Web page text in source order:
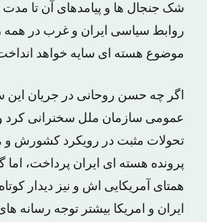
شک جنجال ها و پیامدهای آن تا مدت
روابط سیاسی ایران و غرب در همه
موضوع هسته ای سایه خواهد
اگر چه حسن روحانی در جریان
عمومی سازمان ملل سخنرانی کرد و
تحولات مثبت در رویکرد کشورش و
پرونده هسته ای ایران پرداخت، اما
همتای آمریکایی اش و نیز دیدار
ایران و امریکا بیشتر توجه رسانه